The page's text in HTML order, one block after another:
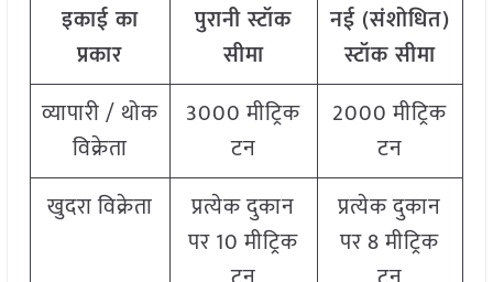
इकाई का
प्रकार
पुरानी स्टॉक
सीमा
नई (संशोधित)
स्टॉक सीमा
व्यापारी / थोक
विक्रेता
3000 मीट्रिक
टन
2000 मीट्रिक
टन
खुदरा विक्रेता
प्रत्येक दुकान
पर 10 मीट्रिक
प्रत्येक दुकान
पर 8 मीट्रिक